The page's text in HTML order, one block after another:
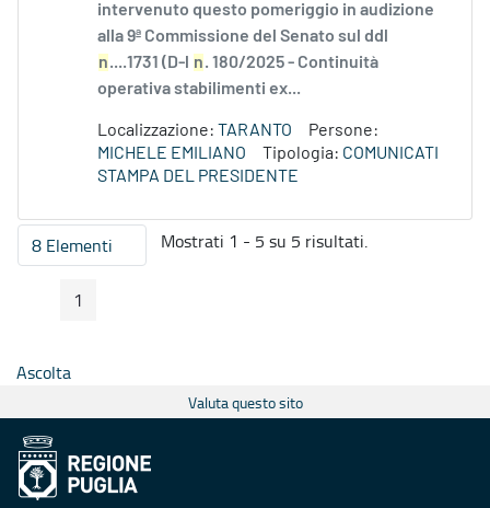
intervenuto questo pomeriggio in audizione
alla 9ª Commissione del Senato sul ddl
n....1731 (D-l n. 180/2025 - Continuità
operativa stabilimenti ex...
Localizzazione: TARANTO
Persone:
MICHELE EMILIANO
Tipologia: COMUNICATI
STAMPA DEL PRESIDENTE
8 ElementiPer pagina
Mostrati 1 - 5 su 5 risultati.
Pagina Precedente
Pagina
1
Ascolta
Valuta questo sito